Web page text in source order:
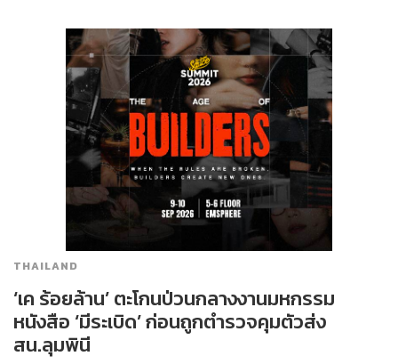
THAILAND
‘เค ร้อยล้าน’ ตะโกนป่วนกลางงานมหกรรม
หนังสือ ‘มีระเบิด’ ก่อนถูกตำรวจคุมตัวส่ง
สน.ลุมพินี